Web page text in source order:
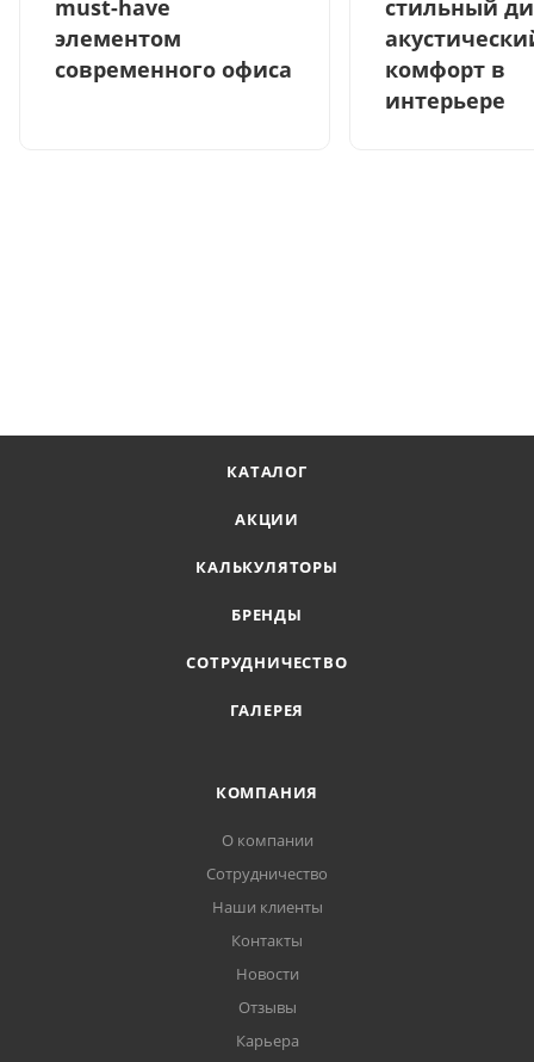
must-have
элементом
современного офиса
стильный
комфорт в
интерьере
КАТАЛОГ
АКЦИИ
КАЛЬКУЛЯТОРЫ
БРЕНДЫ
СОТРУДНИЧЕСТВО
ГАЛЕРЕЯ
КОМПАНИЯ
О компании
Сотрудничество
Наши клиенты
Контакты
Новости
Отзывы
Карьера